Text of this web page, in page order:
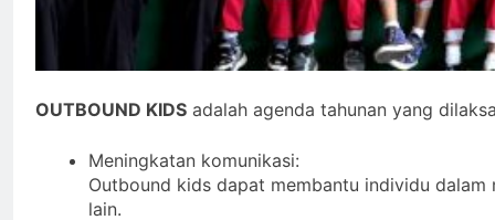
OUTBOUND KIDS adalah agenda tahunan yang
Meningkatan komunikasi:
Outbound kids dapat membantu individu
lain.